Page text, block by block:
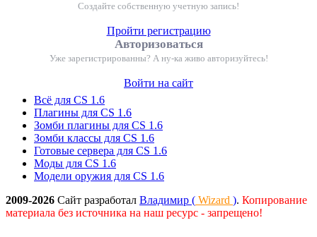
Создайте собственную учетную запись!
Пройти регистрацию
Авторизоваться
Уже зарегистрированны? А ну-ка живо авторизуйтесь!
Войти на сайт
Всё для CS 1.6
Плагины для CS 1.6
Зомби плагины для CS 1.6
Зомби классы для CS 1.6
Готовые сервера для CS 1.6
Моды для CS 1.6
Модели оружия для CS 1.6
2009-2026 Сайт разработал Владимир ( Wizard ). Копирование
материала без источника на наш ресурс - запрещено!